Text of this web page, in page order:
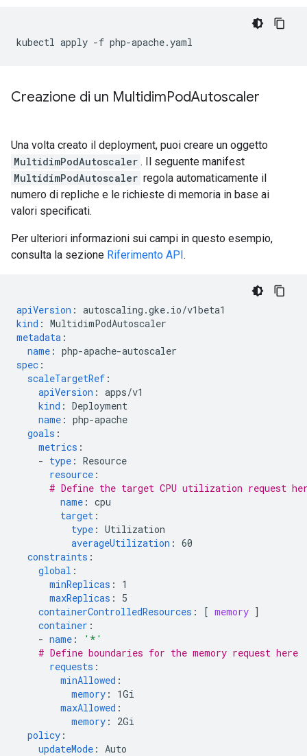
kubectl apply -f
Creazione di un MultidimPodAutoscaler
Una volta creato il deployment, puoi creare un oggetto
MultidimPodAutoscaler . Il seguente manifest
MultidimPodAutoscaler regola automaticamente il
numero di repliche e le richieste di memoria in base ai
valori specificati.
Per ulteriori informazioni sui campi in questo esempio,
consulta la sezione Riferimento API.
apiVersion : autoscaling.gke.io/v1beta1
kind : MultidimPodAutoscaler
metadata :
name : php-apache-autoscaler
spec :
scaleTargetRef :
apiVersion : apps/v1
kind : Deployment
name : php-apache
goals :
metrics :
- type : Resource
resource :
# Define the target CPU utilization request
name : cpu
target :
type : Utilization
averageUtilization : 60
constraints :
global :
minReplicas :
1
maxReplicas :
5
containerControlledResources : [ memory ]
container :
- name :
'*'
# Define boundaries for the memory request here
requests :
minAllowed :
memory :
1Gi
maxAllowed :
memory :
2Gi
policy :
updateMode : Auto